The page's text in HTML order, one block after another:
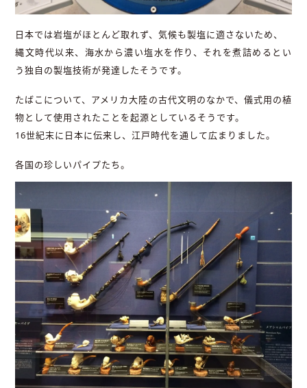
日本では岩塩がほとんど取れず、気候も製塩に適さないため、
縄文時代以来、海水から濃い塩水を作り、それを煮詰めるとい
う独自の製塩技術が発達したそうです。
たばこについて、アメリカ大陸の古代文明のなかで、儀式用の植
物として使用されたことを起源としているそうです。
16世紀末に日本に伝来し、江戸時代を通して広まりました。
各国の珍しいパイプたち。